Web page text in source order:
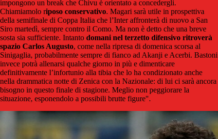
impongono un break che Chivu è orientato a concedergli.
Chiamiamolo riposo conservativo. Magari sarà utile in prospettiva
della semifinale di Coppa Italia che l’Inter affronterà di nuovo a San
Siro martedì, sempre contro il Como. Ma non è detto che una breve
sosta sia sufficiente. Intanto domani nel terzetto difensivo ritroverà
spazio Carlos Augusto, come nella ripresa di domenica scorsa al
Sinigaglia, probabilmente sempre di fianco ad Akanji e Acerbi. Bastoni
invece potrà allenarsi qualche giorno in più e dimenticare
definitivamente l’infortunio alla tibia che lo ha condizionato anche
nella drammatica notte di Zenica con la Nazionale: di lui ci sarà ancora
bisogno in questo finale di stagione. Meglio non peggiorare la
situazione, esponendolo a possibili brutte figure".